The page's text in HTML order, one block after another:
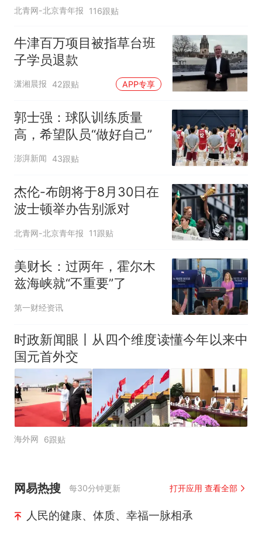
北青网-北京青年报 116跟贴
牛津百万项目被指草台班
子学员退款
潇湘晨报 42跟贴 APP专享
郭士强：球队训练质量
高，希望队员“做好自己”
澎湃新闻 43跟贴
杰伦-布朗将于8月30日在
波士顿举办告别派对
北青网-北京青年报 11跟贴
美财长：过两年，霍尔木
兹海峡就“不重要”了
第一财经资讯
时政新闻眼丨从四个维度读懂今年以来中
国元首外交
海外网 6跟贴
网易热搜 每30分钟更新 打开应用 查看全部
人民的健康、体质、幸福一脉相承